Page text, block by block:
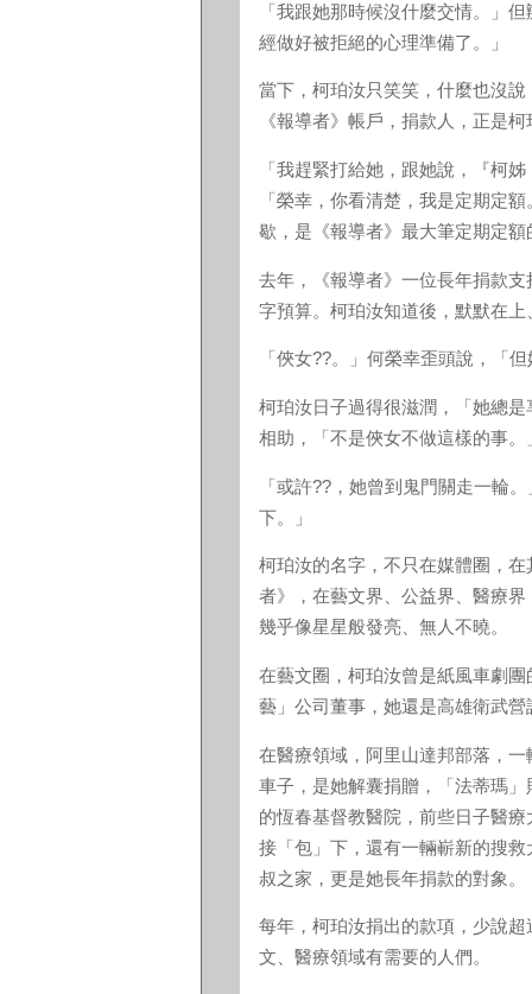
「我跟她那時候沒什麼交情。」
經做好被拒絕的心理準備了。」
當下，柯珀汝只笑笑，什麼也沒
《報導者》帳戶，捐款人，正是柯
「我趕緊打給她，跟她說，『柯
「榮幸，你看清楚，我是定期定
歇，是《報導者》最大筆定期定額
去年，《報導者》一位長年捐款
字預算。柯珀汝知道後，默默在
「俠女??。」何榮幸歪頭說，「
柯珀汝日子過得很滋潤，「她總
相助，「不是俠女不做這樣的事。
「或許??，她曾到鬼門關走一輪
下。」
柯珀汝的名字，不只在媒體圈，
者》，在藝文界、公益界、醫療
幾乎像星星般發亮、無人不曉。
在藝文圈，柯珀汝曾是紙風車劇
藝」公司董事，她還是高雄衛武
在醫療領域，阿里山達邦部落，
車子，是她解囊捐贈，「法蒂瑪
的恆春基督教醫院，前些日子醫
接「包」下，還有一輛嶄新的搜
叔之家，更是她長年捐款的對象。
每年，柯珀汝捐出的款項，少說
文、醫療領域有需要的人們。